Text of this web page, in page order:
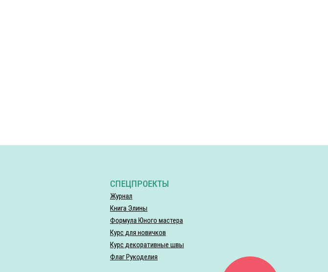
СПЕЦПРОЕКТЫ
Журнал
Книга Элины
Формула Юного мастера
Курс для новичков
Курс декоративные швы
Флаг Рукоделия